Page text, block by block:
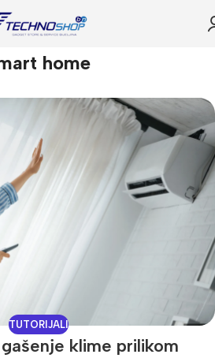
home
TUTORIJALI
klime prilikom